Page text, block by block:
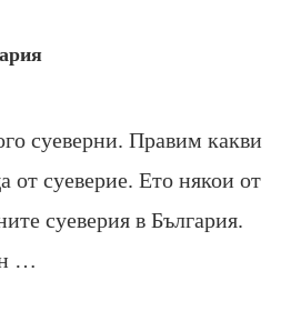
суеверни. Правим какви
от суеверие. Ето някои от
суеверия в България.
…